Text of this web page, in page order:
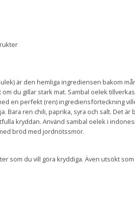
är den hemliga ingrediensen bakom
du gillar stark mat. Sambal oelek
en perfekt (ren) ingrediensförteckning
Bara ren chili, paprika, syra och salt. Det
kryddan. Använd sambal oelek i
bröd med jordnötssmör.
som du vill göra kryddiga. Även utsökt